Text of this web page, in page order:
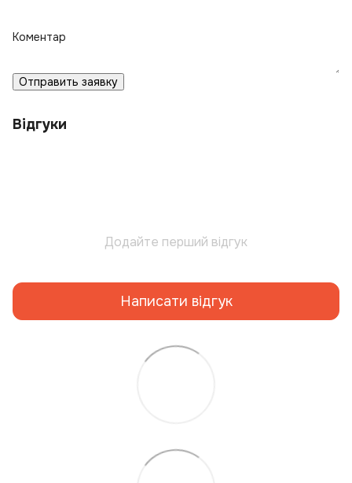
Коментар
Отправить заявку
Відгуки
Додайте перший відгук
Написати відгук